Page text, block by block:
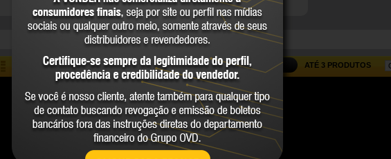
COMPARAR ATÉ 3 PRODUTOS